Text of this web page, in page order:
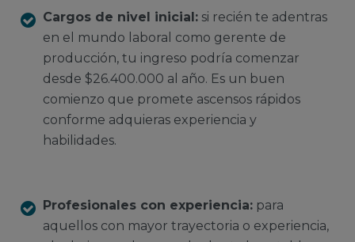
Cargos de nivel inicial: si recién te adentras
en el mundo laboral como gerente de
producción, tu ingreso podría comenzar
desde $26.400.000 al año. Es un buen
comienzo que promete ascensos rápidos
conforme adquieras experiencia y
habilidades.
Profesionales con experiencia: para
aquellos con mayor trayectoria o experiencia,